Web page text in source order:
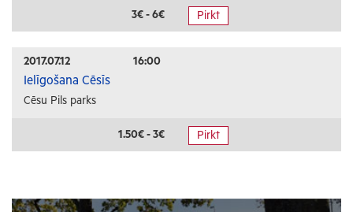
3€ - 6€ Pirkt
2017.07.12 16:00
Ielīgošana Cēsīs
Cēsu Pils parks
1.50€ - 3€ Pirkt